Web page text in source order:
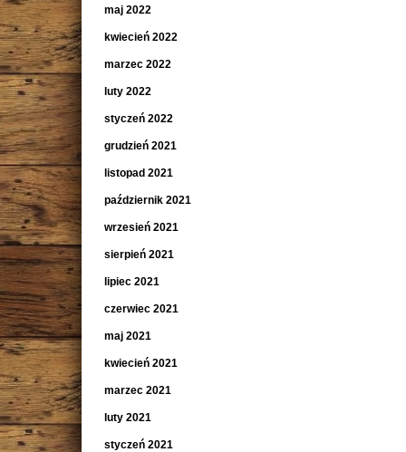
maj 2022
kwiecień 2022
marzec 2022
luty 2022
styczeń 2022
grudzień 2021
listopad 2021
październik 2021
wrzesień 2021
sierpień 2021
lipiec 2021
czerwiec 2021
maj 2021
kwiecień 2021
marzec 2021
luty 2021
styczeń 2021